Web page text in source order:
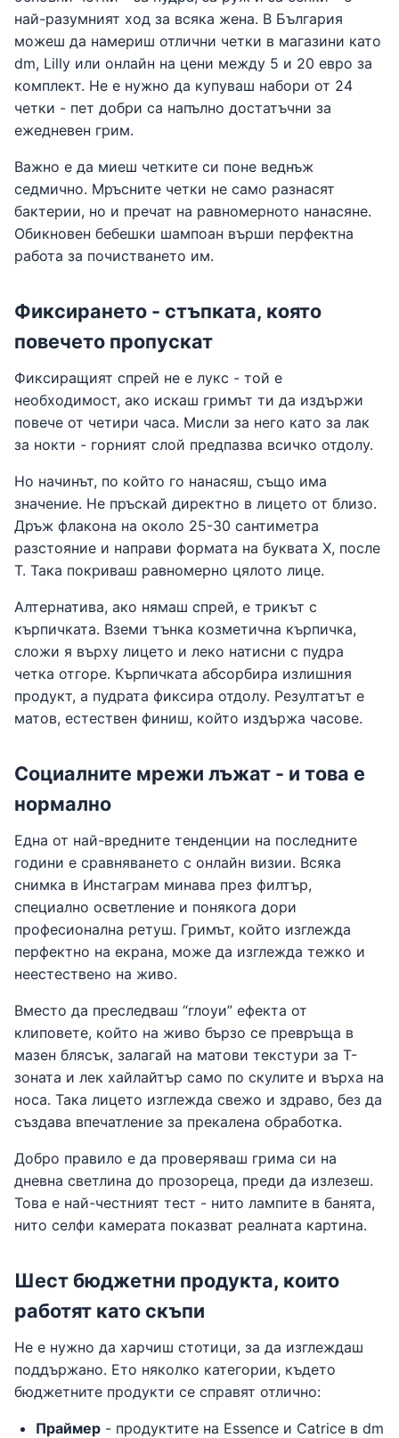
най-разумният ход за всяка жена. В България
можеш да намериш отлични четки в магазини като
dm, Lilly или онлайн на цени между 5 и 20 евро за
комплект. Не е нужно да купуваш набори от 24
четки - пет добри са напълно достатъчни за
ежедневен грим.
Важно е да миеш четките си поне веднъж
седмично. Мръсните четки не само разнасят
бактерии, но и пречат на равномерното нанасяне.
Обикновен бебешки шампоан върши перфектна
работа за почистването им.
Фиксирането - стъпката, която
повечето пропускат
Фиксиращият спрей не е лукс - той е
необходимост, ако искаш гримът ти да издържи
повече от четири часа. Мисли за него като за лак
за нокти - горният слой предпазва всичко отдолу.
Но начинът, по който го нанасяш, също има
значение. Не пръскай директно в лицето от близо.
Дръж флакона на около 25-30 сантиметра
разстояние и направи формата на буквата Х, после
Т. Така покриваш равномерно цялото лице.
Алтернатива, ако нямаш спрей, е трикът с
кърпичката. Вземи тънка козметична кърпичка,
сложи я върху лицето и леко натисни с пудра
четка отгоре. Кърпичката абсорбира излишния
продукт, а пудрата фиксира отдолу. Резултатът е
матов, естествен финиш, който издържа часове.
Социалните мрежи лъжат - и това е
нормално
Една от най-вредните тенденции на последните
години е сравняването с онлайн визии. Всяка
снимка в Инстаграм минава през филтър,
специално осветление и понякога дори
професионална ретуш. Гримът, който изглежда
перфектно на екрана, може да изглежда тежко и
неестествено на живо.
Вместо да преследваш “глоуи” ефекта от
клиповете, който на живо бързо се превръща в
мазен блясък, залагай на матови текстури за Т-
зоната и лек хайлайтър само по скулите и върха на
носа. Така лицето изглежда свежо и здраво, без да
създава впечатление за прекалена обработка.
Добро правило е да проверяваш грима си на
дневна светлина до прозореца, преди да излезеш.
Това е най-честният тест - нито лампите в банята,
нито селфи камерата показват реалната картина.
Шест бюджетни продукта, които
работят като скъпи
Не е нужно да харчиш стотици, за да изглеждаш
поддържано. Ето няколко категории, където
бюджетните продукти се справят отлично:
Праймер - продуктите на Essence и Catrice в dm